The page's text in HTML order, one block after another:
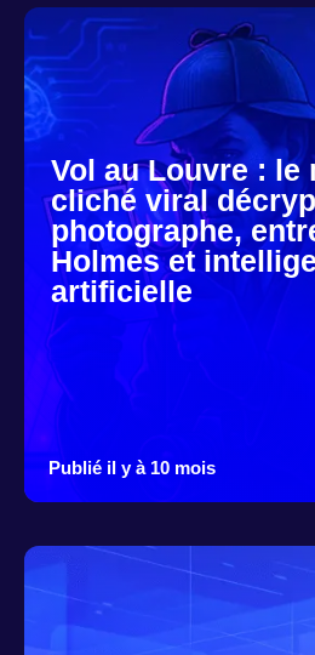
Vol au Louvre : le
cliché viral
photographe,
Holmes et
artificielle
Publié il y à 10 mois